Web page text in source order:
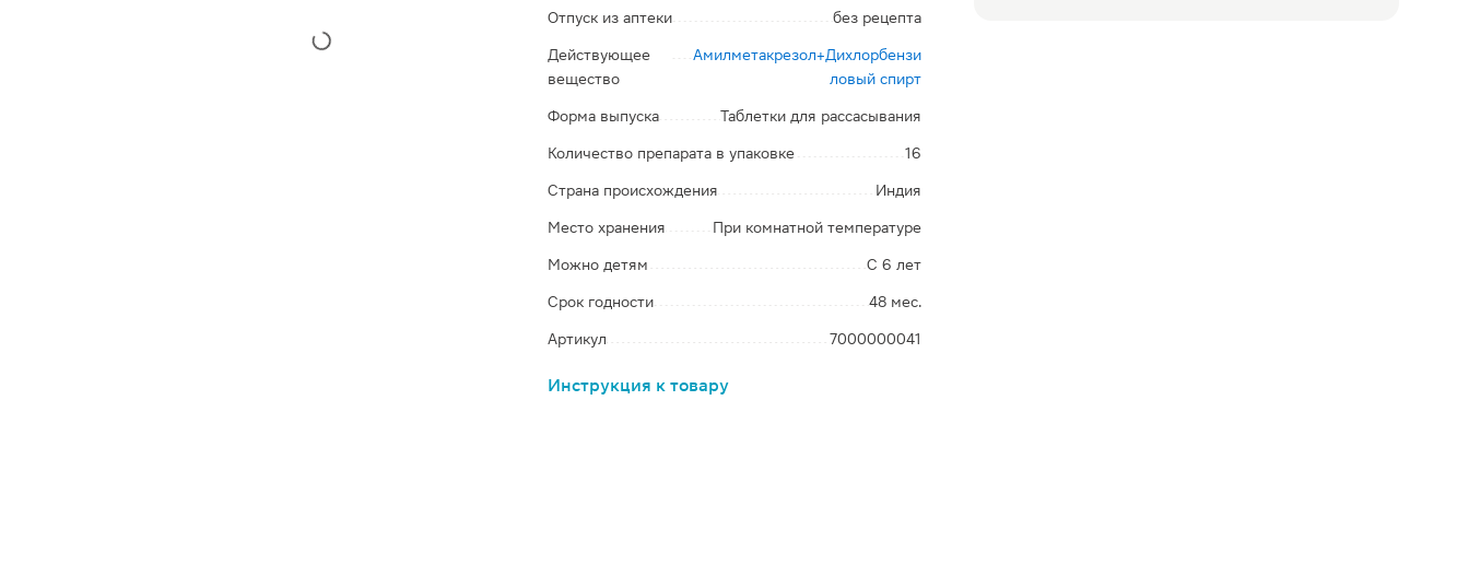
Отпуск из аптеки без рецепта
Действующее
вещество
Амилметакрезол+Дихлорбензи
ловый спирт
Форма выпуска Таблетки для рассасывания
Количество препарата в упаковке 16
Страна происхождения Индия
Место хранения При комнатной температуре
Можно детям С 6 лет
Срок годности 48 мес.
Артикул 7000000041
Инструкция к товару